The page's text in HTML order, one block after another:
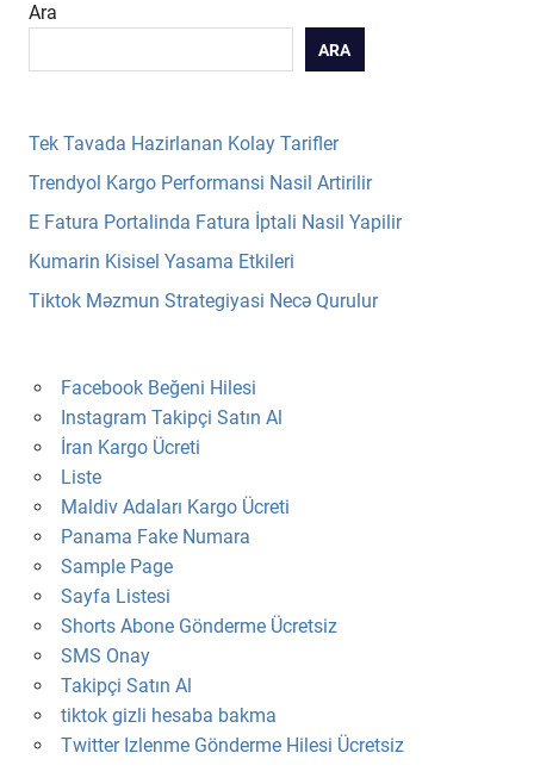
Ara
ARA
Tek Tavada Hazirlanan Kolay Tarifler
Trendyol Kargo Performansi Nasil Artirilir
E Fatura Portalinda Fatura İptali Nasil Yapilir
Kumarin Kisisel Yasama Etkileri
Tiktok Məzmun Strategiyasi Necə Qurulur
Facebook Beğeni Hilesi
Instagram Takipçi Satın Al
İran Kargo Ücreti
Liste
Maldiv Adaları Kargo Ücreti
Panama Fake Numara
Sample Page
Sayfa Listesi
Shorts Abone Gönderme Ücretsiz
SMS Onay
Takipçi Satın Al
tiktok gizli hesaba bakma
Twitter Izlenme Gönderme Hilesi Ücretsiz